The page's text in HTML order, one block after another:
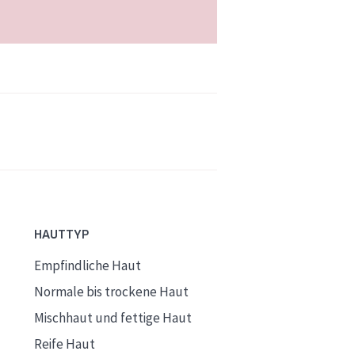
HAUTTYP
Empfindliche Haut
Normale bis trockene Haut
Mischhaut und fettige Haut
Reife Haut